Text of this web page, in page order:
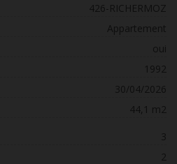
426-RICHERMOZ
Appartement
oui
1992
30/04/2026
44,1 m2
3
2